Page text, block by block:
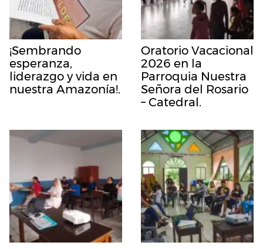
¡Sembrando
esperanza,
liderazgo y vida en
nuestra Amazonía!.
Oratorio Vacacional
2026 en la
Parroquia Nuestra
Señora del Rosario
– Catedral.